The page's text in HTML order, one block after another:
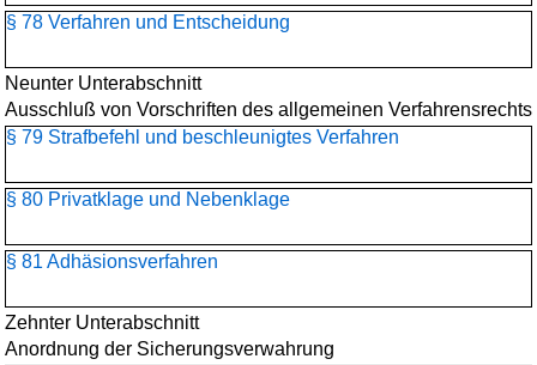
§ 78 Verfahren und Entscheidung
Neunter Unterabschnitt
Ausschluß von Vorschriften des allgemeinen Verfahrensrechts
§ 79 Strafbefehl und beschleunigtes Verfahren
§ 80 Privatklage und Nebenklage
§ 81 Adhäsionsverfahren
Zehnter Unterabschnitt
Anordnung der Sicherungsverwahrung